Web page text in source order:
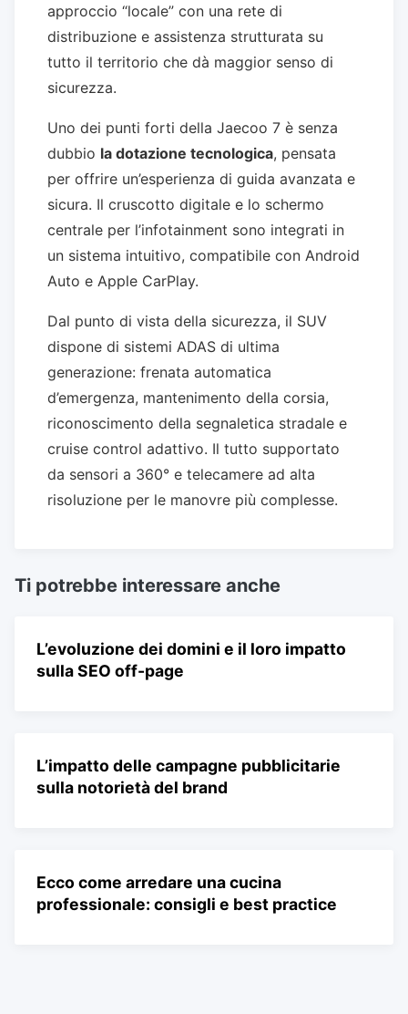
approccio “locale” con una rete di
distribuzione e assistenza strutturata su
tutto il territorio che dà maggior senso di
sicurezza.
Uno dei punti forti della Jaecoo 7 è senza
dubbio la dotazione tecnologica, pensata
per offrire un’esperienza di guida avanzata e
sicura. Il cruscotto digitale e lo schermo
centrale per l’infotainment sono integrati in
un sistema intuitivo, compatibile con Android
Auto e Apple CarPlay.
Dal punto di vista della sicurezza, il SUV
dispone di sistemi ADAS di ultima
generazione: frenata automatica
d’emergenza, mantenimento della corsia,
riconoscimento della segnaletica stradale e
cruise control adattivo. Il tutto supportato
da sensori a 360° e telecamere ad alta
risoluzione per le manovre più complesse.
Ti potrebbe interessare anche
L’evoluzione dei domini e il loro impatto
sulla SEO off-page
L’impatto delle campagne pubblicitarie
sulla notorietà del brand
Ecco come arredare una cucina
professionale: consigli e best practice